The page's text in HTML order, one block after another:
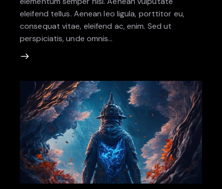
eleifend tellus. Aenean leo ligula, porttitor eu,
consequat vitae, eleifend ac, enim. Sed ut
perspiciatis, unde omnis…